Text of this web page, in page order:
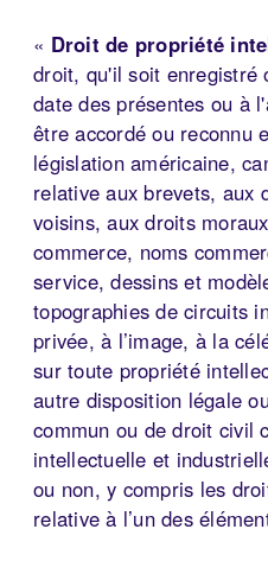
« Droit de propriété
droit, qu'il soit enregistré
date des présentes ou à
être accordé ou reconnu
législation américaine,
relative aux brevets, aux
voisins, aux droits
commerce, noms
service, dessins et
topographies de circuits
privée, à l’image, à la
sur toute propriété
autre disposition légale
commun ou de droit civil
intellectuelle et
ou non, y compris les
relative à l’un des